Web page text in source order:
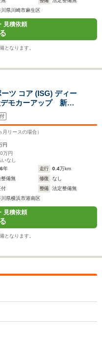
└郊外:12.1～
18.6km/L
20.4km/L
11.4km/L
15.9km/L
川県川崎市麻生区
見積依頼
となります。
ツ コア (ISG) ディー
モカーアップ 新車
パッケージ360°カ
ディングルーフ ア
ーション シートベ
月リースの場合）
円
万円
なし
年 走行 0.4万km
整備無 修復
なし
付 整備
法定整備無
川県横浜市港南区
見積依頼
となります。